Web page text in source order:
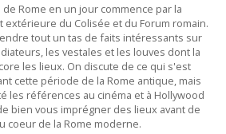
Rome en un jour commence par la
du Colisée et du Forum romain.
tout un tas de faits intéressants sur
les vestales et les louves dont la
les lieux. On discute de ce qui s'est
cette période de la Rome antique, mais
les références au cinéma et à Hollywood
bien vous imprégner des lieux avant de
coeur de la Rome moderne.